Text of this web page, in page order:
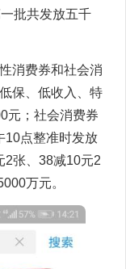
批共发放五千
消费券和社会消
保、低收入、特
元；社会消费券
10点整准时发放
2张、38减10元2
万元。